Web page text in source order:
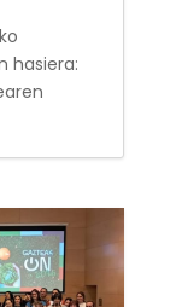
hasiera: